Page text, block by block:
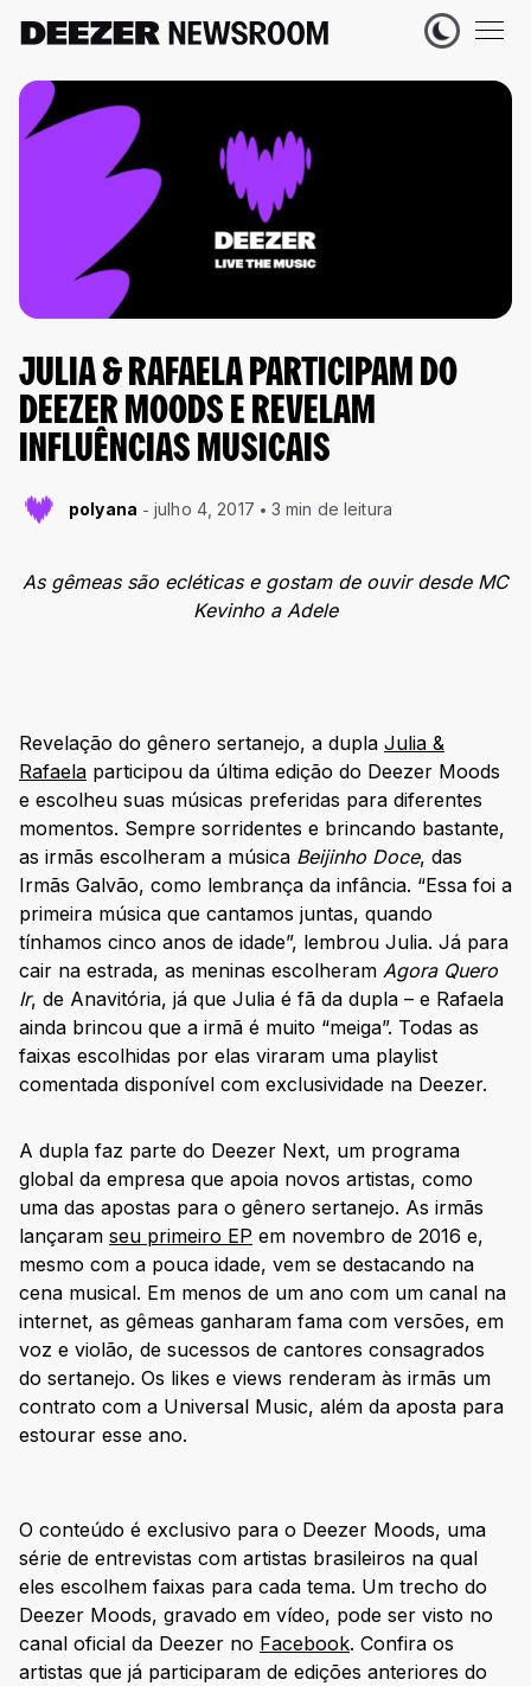
JULIA & RAFAELA PARTICIPAM DO
DEEZER MOODS E REVELAM
INFLUÊNCIAS MUSICAIS
polyana julho 4, 2017 3 min de leitura
As gêmeas são ecléticas e gostam de ouvir desde MC
Kevinho a Adele
Revelação do gênero sertanejo, a dupla Julia &
Rafaela participou da última edição do Deezer Moods
e escolheu suas músicas preferidas para diferentes
momentos. Sempre sorridentes e brincando bastante,
as irmãs escolheram a música Beijinho Doce, das
Irmãs Galvão, como lembrança da infância. “Essa foi a
primeira música que cantamos juntas, quando
tínhamos cinco anos de idade”, lembrou Julia. Já para
cair na estrada, as meninas escolheram Agora Quero
Ir, de Anavitória, já que Julia é fã da dupla – e Rafaela
ainda brincou que a irmã é muito “meiga”. Todas as
faixas escolhidas por elas viraram uma playlist
comentada disponível com exclusividade na Deezer.
A dupla faz parte do Deezer Next, um programa
global da empresa que apoia novos artistas, como
uma das apostas para o gênero sertanejo. As irmãs
lançaram seu primeiro EP em novembro de 2016 e,
mesmo com a pouca idade, vem se destacando na
cena musical. Em menos de um ano com um canal na
internet, as gêmeas ganharam fama com versões, em
voz e violão, de sucessos de cantores consagrados
do sertanejo. Os likes e views renderam às irmãs um
contrato com a Universal Music, além da aposta para
estourar esse ano.
O conteúdo é exclusivo para o Deezer Moods, uma
série de entrevistas com artistas brasileiros na qual
eles escolhem faixas para cada tema. Um trecho do
Deezer Moods, gravado em vídeo, pode ser visto no
canal oficial da Deezer no Facebook. Confira os
artistas que já participaram de edições anteriores do